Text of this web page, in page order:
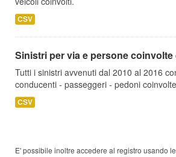
CSV
Sinistri per via e persone coinvolte
Tutti i sinistri avvenuti dal 2010 al 2016
conducenti - passeggeri - pedoni coinvolte
CSV
E' possibile inoltre accedere al registro usando le